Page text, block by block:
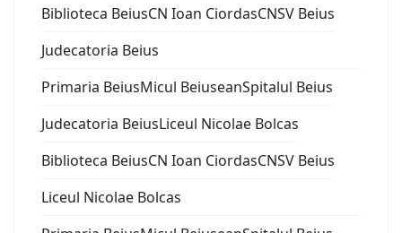
Biblioteca BeiusCN Ioan CiordasCNSV Beius
Judecatoria Beius
Primaria BeiusMicul BeiuseanSpitalul Beius
Judecatoria BeiusLiceul Nicolae Bolcas
Biblioteca BeiusCN Ioan CiordasCNSV Beius
Liceul Nicolae Bolcas